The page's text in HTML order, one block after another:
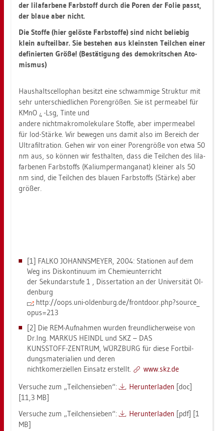
der li­la­far­be­ne Farb­stoff durch die Poren der Folie passt,
der blaue aber nicht.
Die Stof­fe (hier ge­lös­te Farb­stof­fe) sind nicht be­lie­big
klein auf­teil­bar. Sie be­ste­hen aus kleins­ten Teil­chen einer
de­fi­nier­ten Größe! (Be­stä­ti­gung des de­mo­krit­schen Ato­
mis­mus)
Haus­halt­s­cel­lo­phan be­sitzt eine schwam­mi­ge Struk­tur mit
sehr un­ter­schied­li­chen Po­ren­grö­ßen. Sie ist per­me­a­bel für
KMnO 4 -Lsg, Tinte und
an­de­re nicht­m­a­kro­mo­le­ku­la­re Stof­fe, aber im­per­me­a­bel
für Iod-Stär­ke. Wir be­we­gen uns damit also im Be­reich der
Ul­tra­fil­tra­ti­on. Gehen wir von einer Po­ren­grö­ße von etwa 50
nm aus, so kön­nen wir fest­hal­ten, dass die Teil­chen des li­la­
far­be­nen Farb­stoffs (Ka­li­um­per­man­ga­nat) klei­ner als 50
nm sind, die Teil­chen des blau­en Farb­stoffs (Stär­ke) aber
grö­ßer.
[1] FALKO JO­HANNS­MEY­ER, 2004: Sta­tio­nen auf dem
Weg ins Dis­kon­ti­nu­um im Che­mie­un­ter­richt
der Se­kun­dar­stu­fe 1 , Dis­ser­ta­ti­on an der Uni­ver­si­tät Ol­
den­burg
http://​oops.​uni-​ol­den­burg.​de/​front­door.​php?​sour­ce_​
opus=213
[2] Die REM-Auf­nah­men wur­den freund­li­cher­wei­se von
Dr.​Ing. MAR­KUS HEINDL und SKZ – DAS
KUNSSTOFF-ZEN­TRUM, WÜRZ­BURG für diese Fort­bil­
dungs­ma­te­ria­li­en und deren
nicht­ko­m­er­zi­el­len Ein­satz er­stellt.
www.​skz.​de
Ver­su­che zum „Teil­chen­sie­ben“:
Her­un­ter­la­den [doc]
[11,3 MB]
Ver­su­che zum „Teil­chen­sie­ben“:
Her­un­ter­la­den [pdf] [1
MB]